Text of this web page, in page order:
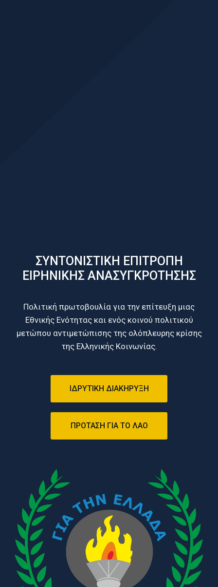
ΣΥΝΤΟΝΙΣΤΙΚΗ ΕΠΙΤΡΟΠΗ
ΕΙΡΗΝΙΚΗΣ ΑΝΑΣΥΓKΡΟΤΗΣΗΣ
Πολιτική πρωτοβουλία για την επίτευξη μιας
Εθνικής Ενότητας και ενός κοινού πολιτικού
μετώπου αντιμετώπισης της ολόπλευρης κρίσης
της Ελληνικής Κοινωνίας.
ΙΔΡΥΤΙΚΗ ΔΙΑΚHΡYΞΗ
ΠΡΟΤΑΣΗ ΓΙΑ ΤΟ ΛΑΟ